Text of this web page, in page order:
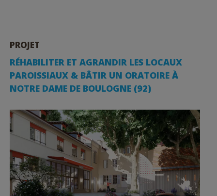
PROJET
RÉHABILITER ET AGRANDIR LES LOCAUX
PAROISSIAUX & BÂTIR UN ORATOIRE À
NOTRE DAME DE BOULOGNE (92)